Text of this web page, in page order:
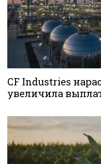
CF Industries
увеличила